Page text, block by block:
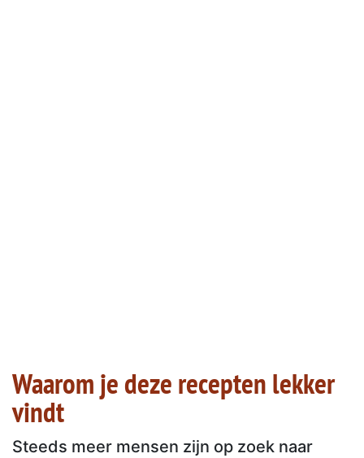
Waarom je deze recepten lekker
vindt
Steeds meer mensen zijn op zoek naar